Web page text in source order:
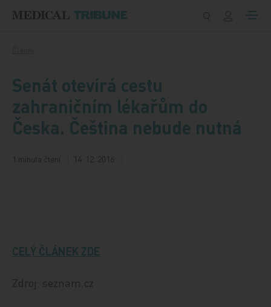
Senát otevírá cestu
zahraničním lékařům do
Česka. Čeština nebude nutná
1 minuta čtení 14. 12. 2016
CELÝ ČLÁNEK ZDE
Zdroj: seznam.cz